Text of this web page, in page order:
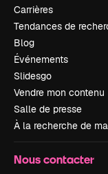
Carrières
Tendances de
Blog
Événements
Slidesgo
Vendre mon contenu
Salle de presse
À la recherche de
Nous contacter